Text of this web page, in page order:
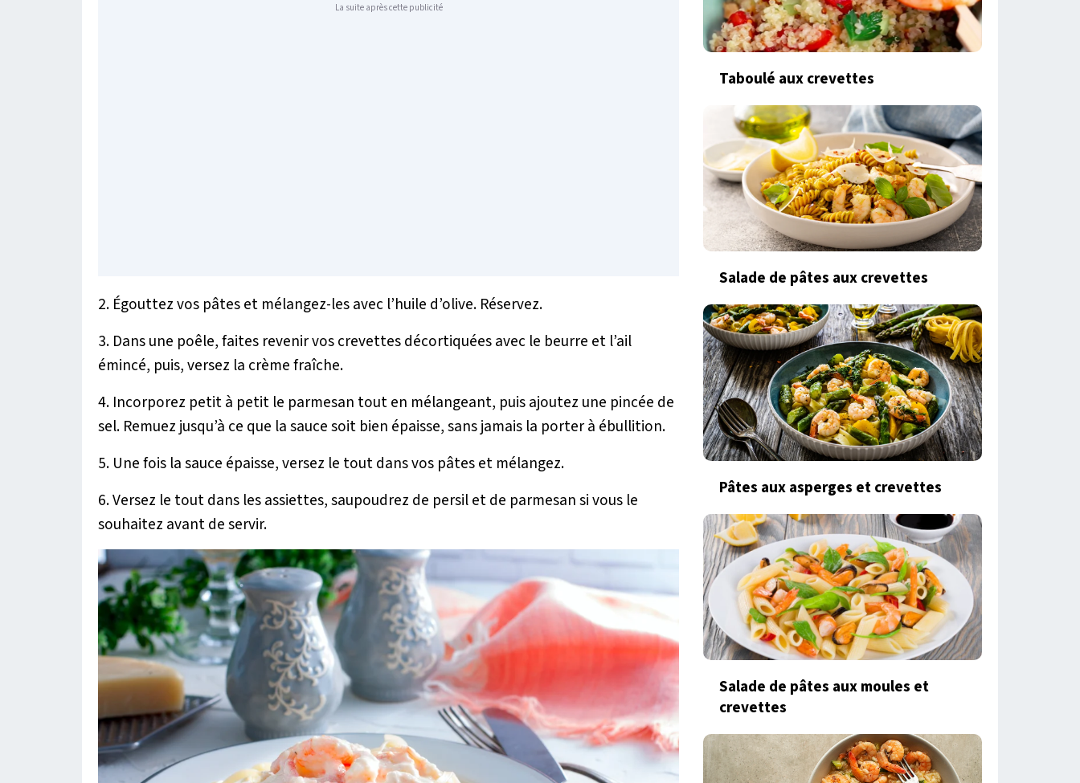
La suite après cette publicité
2. Égouttez vos pâtes et mélangez-les avec l’huile d’olive. Réservez.
3. Dans une poêle, faites revenir vos crevettes décortiquées avec le beurre et l’ail
émincé, puis, versez la crème fraîche.
4. Incorporez petit à petit le parmesan tout en mélangeant, puis ajoutez une pincée de
sel. Remuez jusqu’à ce que la sauce soit bien épaisse, sans jamais la porter à ébullition.
5. Une fois la sauce épaisse, versez le tout dans vos pâtes et mélangez.
6. Versez le tout dans les assiettes, saupoudrez de persil et de parmesan si vous le
souhaitez avant de servir.
Taboulé aux crevettes
Salade de pâtes aux crevettes
Pâtes aux asperges et crevettes
Salade de pâtes aux moules et
crevettes